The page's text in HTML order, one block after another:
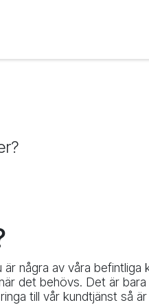
är några av våra befintliga
det behövs. Det är
till vår kundtjänst så